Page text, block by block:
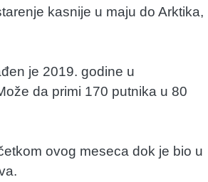
kasnije u maju do Arktika,
je 2019. godine u
da primi 170 putnika u 80
ovog meseca dok je bio u